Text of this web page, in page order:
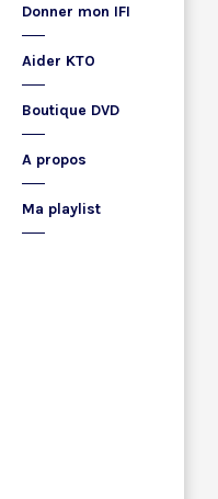
Donner mon IFI
Aider KTO
Boutique DVD
A propos
Ma playlist